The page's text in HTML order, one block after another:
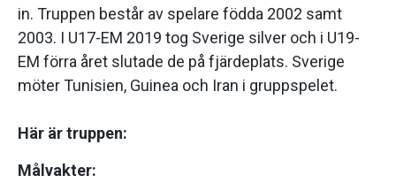
in. Truppen består av spelare födda 2002 samt
2003. I U17-EM 2019 tog Sverige silver och i U19-
EM förra året slutade de på fjärdeplats. Sverige
möter Tunisien, Guinea och Iran i gruppspelet.
Här är truppen:
Målvakter: